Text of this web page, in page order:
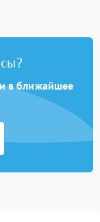
Подробнее →
в ближайшее